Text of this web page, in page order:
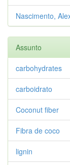
Nascimento,
Assunto
carbohydrates
carboidrato
Coconut fiber
Fibra de coco
lignin